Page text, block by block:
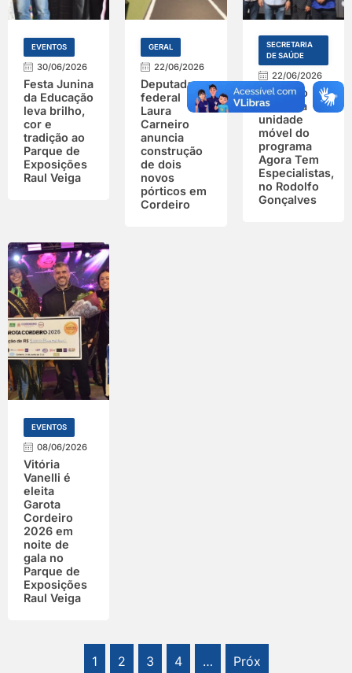
EVENTOS
30/06/2026
Festa Junina
da Educação
leva brilho,
cor e
tradição ao
Parque de
Exposições
Raul Veiga
GERAL
22/06/2026
Deputada
federal
Laura
Carneiro
anuncia
construção
de dois
novos
pórticos em
Cordeiro
SECRETARIA
DE SAÚDE
22/06/2026
Cordeiro
inaugura
unidade
móvel do
programa
Agora Tem
Especialistas,
no Rodolfo
Gonçalves
EVENTOS
08/06/2026
Vitória
Vanelli é
eleita
Garota
Cordeiro
2026 em
noite de
gala no
Parque de
Exposições
Raul Veiga
1 2 3 4 … Próx